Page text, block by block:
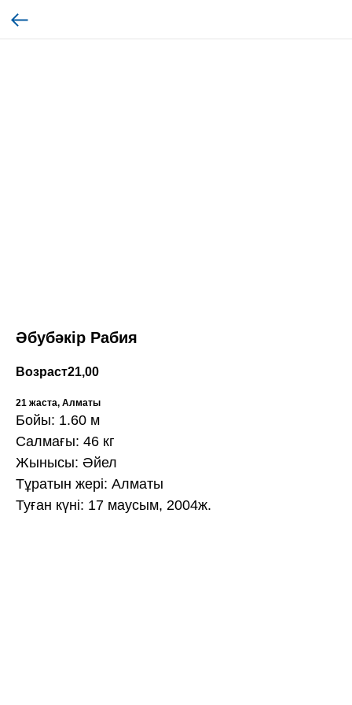
Әбубәкір Рабия
Возраст21,00
21 жаста, Алматы
Бойы: 1.60 м
Салмағы: 46 кг
Жынысы: Әйел
Тұратын жері: Алматы
Туған күні: 17 маусым, 2004ж.